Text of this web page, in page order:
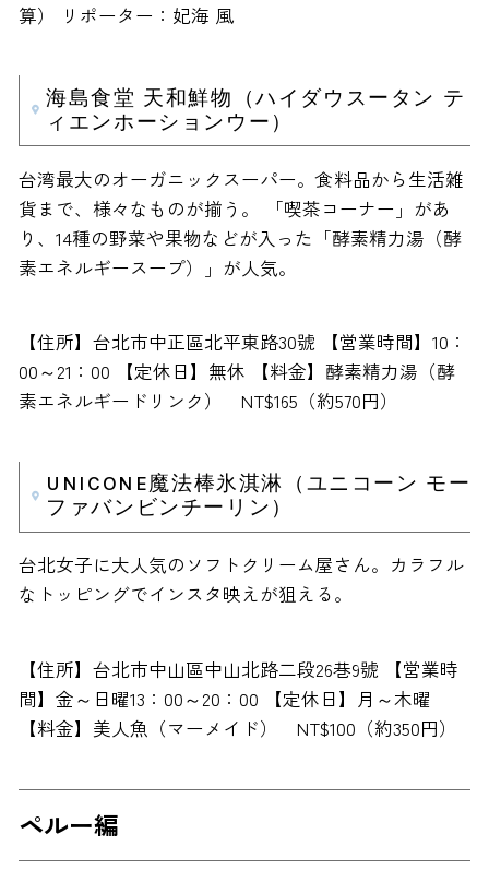
算） リポーター：妃海 風
海島食堂 天和鮮物（ハイダウスータン テ
ィエンホーションウー）
台湾最大のオーガニックスーパー。食料品から生活雑
貨まで、様々なものが揃う。 「喫茶コーナー」があ
り、14種の野菜や果物などが入った「酵素精力湯（酵
素エネルギースープ）」が人気。
【住所】台北市中正區北平東路30號 【営業時間】10：
00～21：00 【定休日】無休 【料金】酵素精力湯（酵
素エネルギードリンク） NT$165（約570円）
UNICONE魔法棒氷淇淋（ユニコーン モー
ファバンビンチーリン）
台北女子に大人気のソフトクリーム屋さん。カラフル
なトッピングでインスタ映えが狙える。
【住所】台北市中山區中山北路二段26巷9號 【営業時
間】金～日曜13：00～20：00 【定休日】月～木曜
【料金】美人魚（マーメイド） NT$100（約350円）
ペルー編